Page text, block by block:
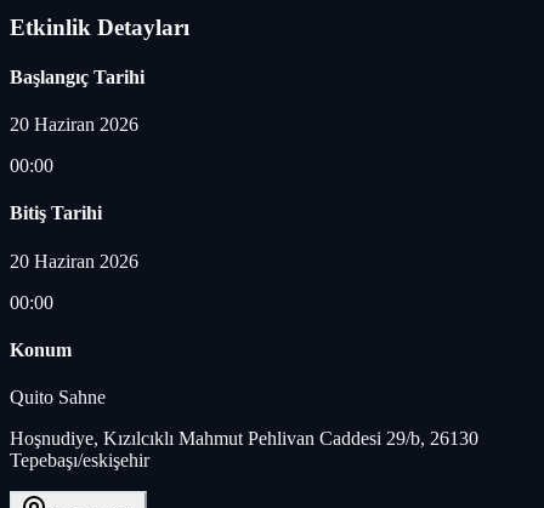
Etkinlik Detayları
Başlangıç Tarihi
20 Haziran 2026
00:00
Bitiş Tarihi
20 Haziran 2026
00:00
Konum
Quito Sahne
Hoşnudiye, Kızılcıklı Mahmut Pehlivan Caddesi 29/b, 26130
Tepebaşı/eskişehir